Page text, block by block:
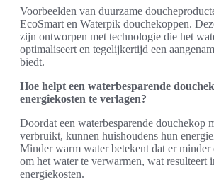
Voorbeelden van duurzame
EcoSmart en Waterpik douchekoppen.
zijn ontworpen met technologie die het
optimaliseert en tegelijkertijd een
biedt.
Hoe helpt een waterbesparende
energiekosten te verlagen?
Doordat een waterbesparende douchekop
verbruikt, kunnen huishoudens hun
Minder warm water betekent dat er minder
om het water te verwarmen, wat resulteert
energiekosten.